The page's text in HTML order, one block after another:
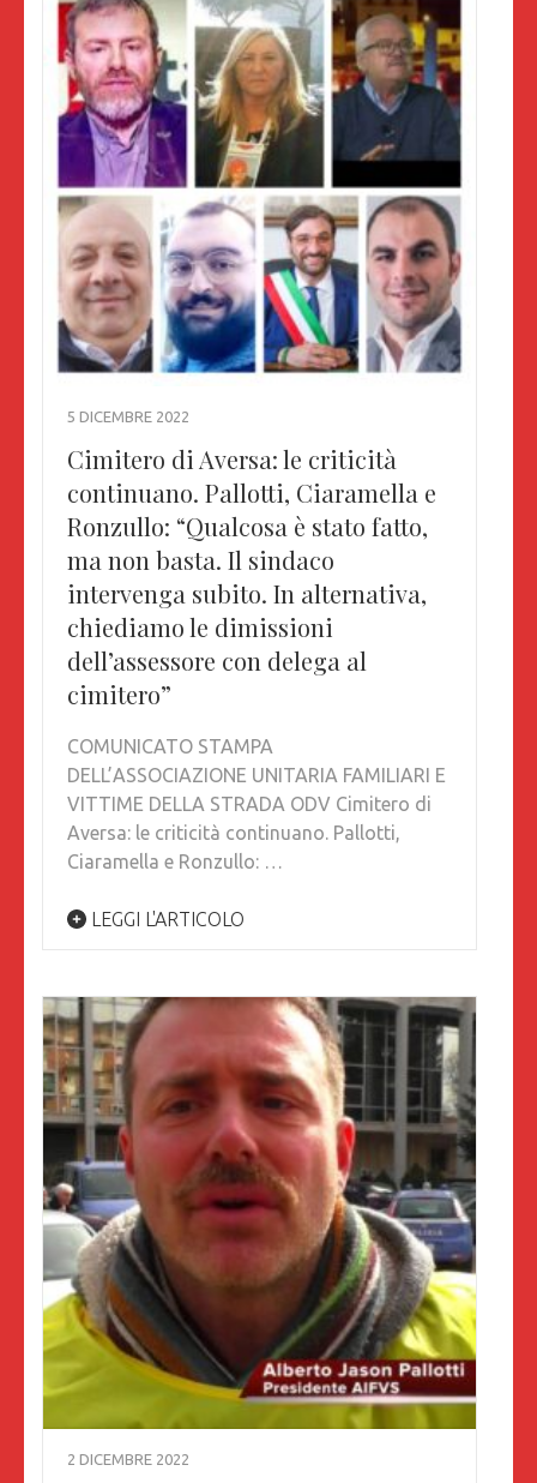
5 DICEMBRE 2022
Cimitero di Aversa: le criticità
continuano. Pallotti, Ciaramella e
Ronzullo: “Qualcosa è stato fatto,
ma non basta. Il sindaco
intervenga subito. In alternativa,
chiediamo le dimissioni
dell’assessore con delega al
cimitero”
COMUNICATO STAMPA
DELL’ASSOCIAZIONE UNITARIA FAMILIARI E
VITTIME DELLA STRADA ODV Cimitero di
Aversa: le criticità continuano. Pallotti,
Ciaramella e Ronzullo: …
LEGGI L'ARTICOLO
2 DICEMBRE 2022